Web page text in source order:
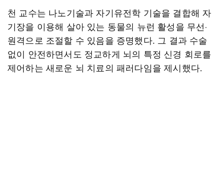
천 교수는 나노기술과 자기유전학 기술을 결합해 자
기장을 이용해 살아 있는 동물의 뉴런 활성을 무선·
원격으로 조절할 수 있음을 증명했다. 그 결과 수술
없이 안전하면서도 정교하게 뇌의 특정 신경 회로를
제어하는 새로운 뇌 치료의 패러다임을 제시했다.